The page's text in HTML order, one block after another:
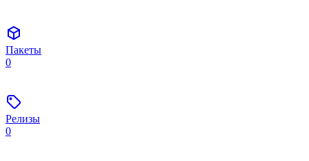
Пакеты
0
Релизы
0